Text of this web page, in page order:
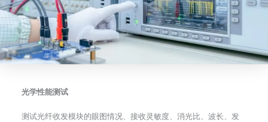
光学性能测试
测试光纤收发模块的眼图情况、接收灵敏度、消光比、波长、发